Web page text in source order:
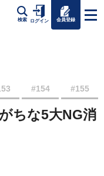
検索 ログイン 会員登録
#154 #155
ちな5大NG消